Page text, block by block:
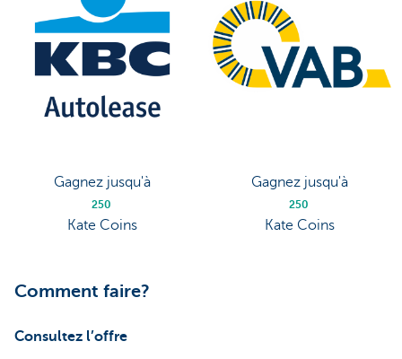
Gagnez jusqu'à
250
Kate Coins
Gagnez jusqu'à
250
Kate Coins
Comment faire?
Consultez l’offre